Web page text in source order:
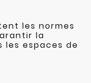
les normes
la
espaces de